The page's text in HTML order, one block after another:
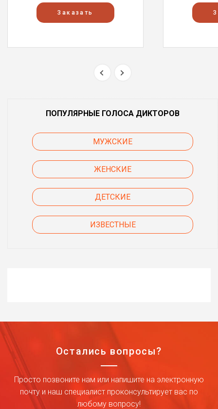
Заказать
ПОПУЛЯРНЫЕ ГОЛОСА ДИКТОРОВ
МУЖСКИЕ
ЖЕНСКИЕ
ДЕТСКИЕ
ИЗВЕСТНЫЕ
Остались вопросы?
Просто позвоните нам или напишите на электронную
почту и наш специалист проконсультирует вас по
любому вопросу!